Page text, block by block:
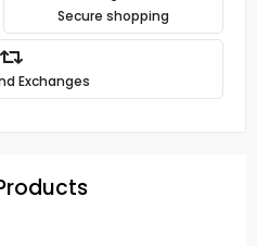
Secure shopping
Exchanges